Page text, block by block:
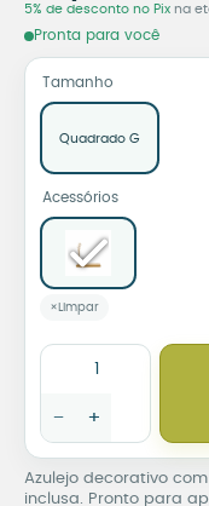
5% de desconto no Pix na
Pronta para você
Azulejo decorativo
inclusa. Pronto para
Tamanho
Quadrado G
Acessórios
Limpar
Azulejo Decorativo
− +